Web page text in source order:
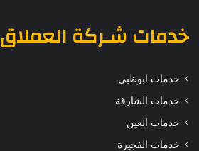
خدمات شـركة العملاق
خدمات ابوظبي
خدمات الشارقة
خدمات العين
خدمات الفجيرة